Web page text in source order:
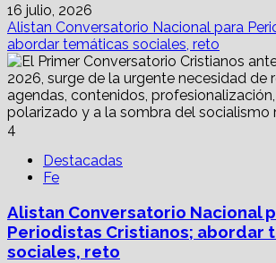
16 julio, 2026
Alistan Conversatorio Nacional para
abordar temáticas sociales, reto
4
Destacadas
Fe
Alistan Conversatorio Nacional
Periodistas Cristianos; abordar
sociales, reto